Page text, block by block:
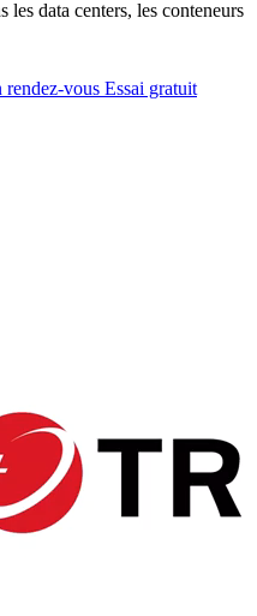
les data centers, les conteneurs
rendez-vous Essai gratuit